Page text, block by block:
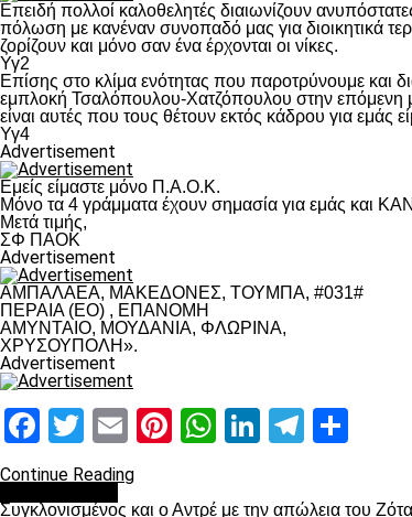
Επειδή πολλοί καλοθελητές διαιωνίζουν
πόλωση με κανέναν συνοπαδό μας για διοικητικά
ζορίζουν και μόνο σαν ένα έρχονται οι νίκες.
Υγ2
Επίσης στο κλίμα ενότητας που παροτρύνουμε και
εμπλοκή Τσαλόπουλου-Χατζόπουλου στην επόμενη
είναι αυτές που τους θέτουν εκτός κάδρου για εμάς
Υγ4
Advertisement
Εμείς είμαστε μόνο Π.Α.Ο.Κ.
Μόνο τα 4 γράμματα έχουν σημασία για εμάς και
Μετά τιμής,
ΣΦ ΠΑΟΚ
Advertisement
ΑΜΠΑΛΑΕΑ, ΜΑΚΕΔΟΝΕΣ, ΤΟΥΜΠΑ, #031#
ΠΕΡΑΙΑ (ΕΟ) , ΕΠΑΝΟΜΗ
ΑΜΥΝΤΑΙΟ, ΜΟΥΔΑΝΙΑ, ΦΛΩΡΙΝΑ,
ΧΡΥΣΟΥΠΟΛΗ».
Advertisement
Facebook
Twitter
EmailPinterest
WhatsApp
LinkedIn
Continue Reading
Συγκλονισμένος και ο Αντρέ με την απώλεια του Ζότα